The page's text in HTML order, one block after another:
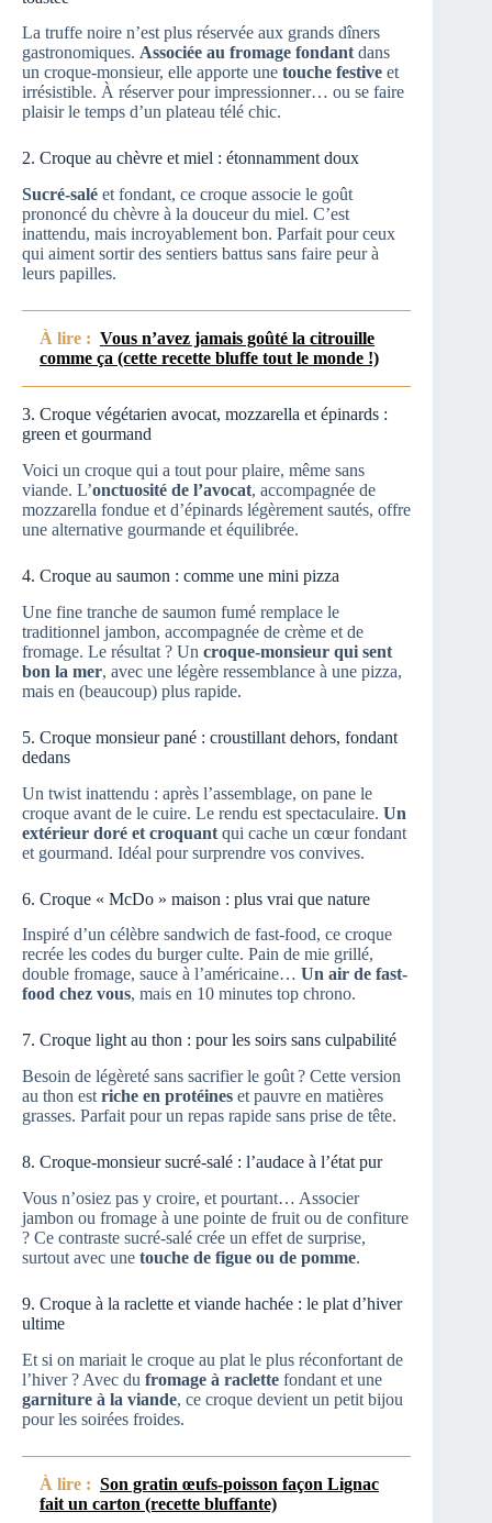
La truffe noire n’est plus réservée aux grands dîners
gastronomiques. Associée au fromage fondant dans
un croque-monsieur, elle apporte une touche festive et
irrésistible. À réserver pour impressionner… ou se faire
plaisir le temps d’un plateau télé chic.
2. Croque au chèvre et miel : étonnamment doux
Sucré-salé et fondant, ce croque associe le goût
prononcé du chèvre à la douceur du miel. C’est
inattendu, mais incroyablement bon. Parfait pour ceux
qui aiment sortir des sentiers battus sans faire peur à
leurs papilles.
À lire : Vous n’avez jamais goûté la citrouille
comme ça (cette recette bluffe tout le monde !)
3. Croque végétarien avocat, mozzarella et épinards :
green et gourmand
Voici un croque qui a tout pour plaire, même sans
viande. L’onctuosité de l’avocat, accompagnée de
mozzarella fondue et d’épinards légèrement sautés, offre
une alternative gourmande et équilibrée.
4. Croque au saumon : comme une mini pizza
Une fine tranche de saumon fumé remplace le
traditionnel jambon, accompagnée de crème et de
fromage. Le résultat ? Un croque-monsieur qui sent
bon la mer, avec une légère ressemblance à une pizza,
mais en (beaucoup) plus rapide.
5. Croque monsieur pané : croustillant dehors, fondant
dedans
Un twist inattendu : après l’assemblage, on pane le
croque avant de le cuire. Le rendu est spectaculaire. Un
extérieur doré et croquant qui cache un cœur fondant
et gourmand. Idéal pour surprendre vos convives.
6. Croque « McDo » maison : plus vrai que nature
Inspiré d’un célèbre sandwich de fast-food, ce croque
recrée les codes du burger culte. Pain de mie grillé,
double fromage, sauce à l’américaine… Un air de fast-
food chez vous, mais en 10 minutes top chrono.
7. Croque light au thon : pour les soirs sans culpabilité
Besoin de légèreté sans sacrifier le goût ? Cette version
au thon est riche en protéines et pauvre en matières
grasses. Parfait pour un repas rapide sans prise de tête.
8. Croque-monsieur sucré-salé : l’audace à l’état pur
Vous n’osiez pas y croire, et pourtant… Associer
jambon ou fromage à une pointe de fruit ou de confiture
? Ce contraste sucré-salé crée un effet de surprise,
surtout avec une touche de figue ou de pomme.
9. Croque à la raclette et viande hachée : le plat d’hiver
ultime
Et si on mariait le croque au plat le plus réconfortant de
l’hiver ? Avec du fromage à raclette fondant et une
garniture à la viande, ce croque devient un petit bijou
pour les soirées froides.
À lire : Son gratin œufs-poisson façon Lignac
fait un carton (recette bluffante)